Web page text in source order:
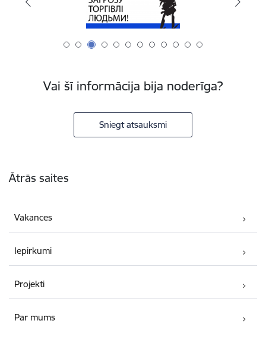
Vai šī informācija bija noderīga?
Sniegt atsauksmi
Ātrās saites
Vakances
Iepirkumi
Projekti
Par mums